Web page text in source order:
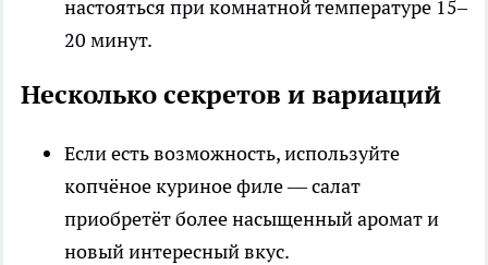
настояться при комнатной температуре 15–
20 минут.
Несколько секретов и вариаций
Если есть возможность, используйте
копчёное куриное филе — салат
приобретёт более насыщенный аромат и
новый интересный вкус.